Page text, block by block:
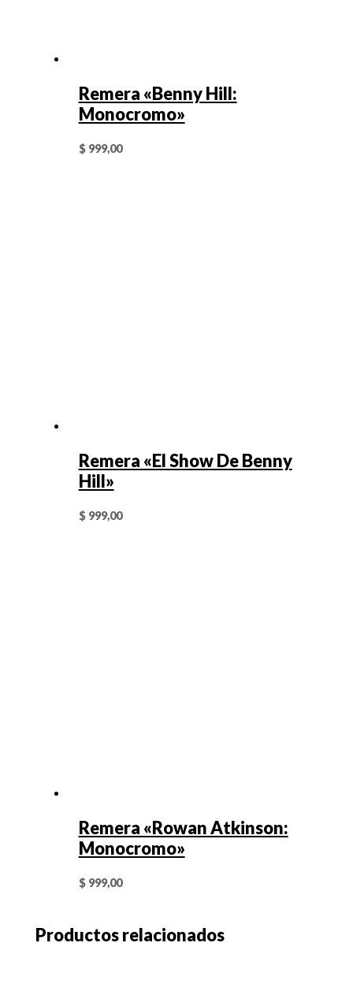
Remera «Benny Hill:
Monocromo»
$999,00
Remera «El Show De Benny
Hill»
$999,00
Remera «Rowan Atkinson:
Monocromo»
$999,00
Productos relacionados